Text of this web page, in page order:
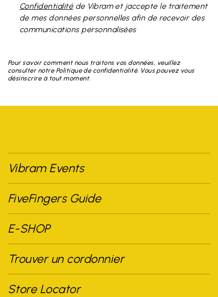
Confidentialitéde Vibram et jaccepte le traitement
de mes données personnelles afin de recevoir des
communications personnalisées
Pour savoir comment nous traitons vos données, veuillez
consulter notre Politique de confidentialité. Vous pouvez vous
désinscrire à tout moment.
Vibram Events
FiveFingers Guide
E-SHOP
Trouver un cordonnier
Store Locator